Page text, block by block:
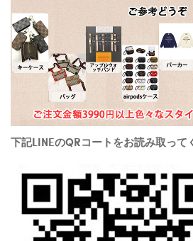
下記LINEのQRコートをお読み取って